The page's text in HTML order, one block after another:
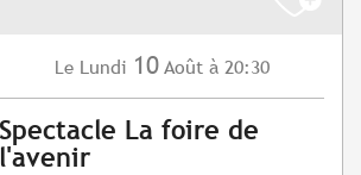
Le Lundi 10 Août à 20:30
Spectacle La foire de
l'avenir